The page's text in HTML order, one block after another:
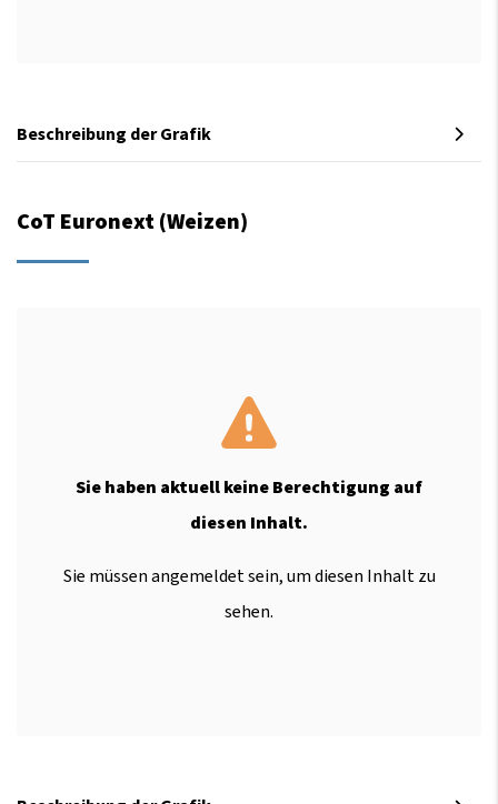
Beschreibung der Grafik
CoT Euronext (Weizen)
Sie haben aktuell keine Berechtigung auf
diesen Inhalt.
Sie müssen angemeldet sein, um diesen Inhalt zu
sehen.